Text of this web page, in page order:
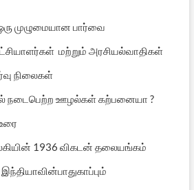
முழுமையான பார்வை
மற்றும் அரசியல்வாதிகள்
நிலைகள்
நடைபெற்ற ஊழல்கள் கற்பனையா ?
1936 விகடன் தலையங்கம்